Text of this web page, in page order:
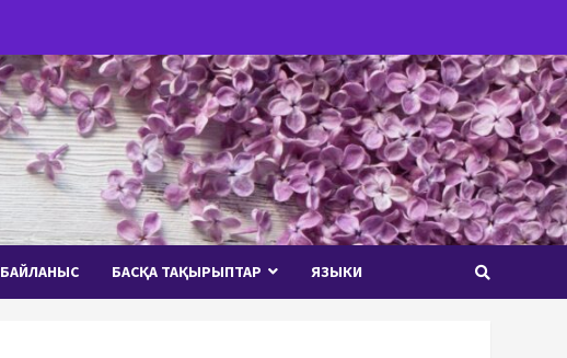
БАЙЛАНЫС БАСҚА ТАҚЫРЫПТАР ЯЗЫКИ